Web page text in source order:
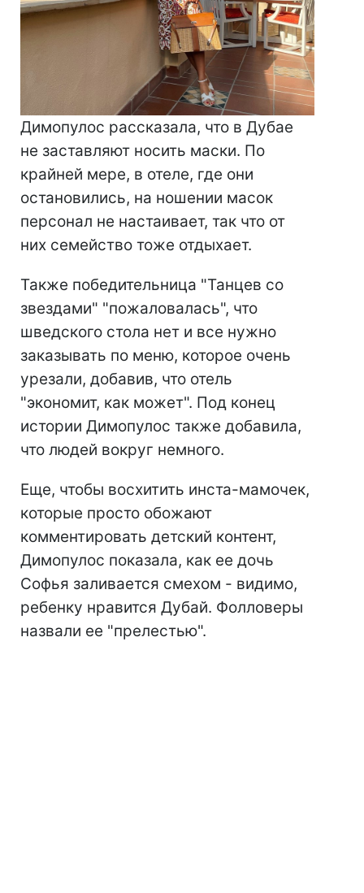
Димопулос рассказала, что в Дубае
не заставляют носить маски. По
крайней мере, в отеле, где они
остановились, на ношении масок
персонал не настаивает, так что от
них семейство тоже отдыхает.
Также победительница "Танцев со
звездами" "пожаловалась", что
шведского стола нет и все нужно
заказывать по меню, которое очень
урезали, добавив, что отель
"экономит, как может". Под конец
истории Димопулос также добавила,
что людей вокруг немного.
Еще, чтобы восхитить инста-мамочек,
которые просто обожают
комментировать детский контент,
Димопулос показала, как ее дочь
Софья заливается смехом - видимо,
ребенку нравится Дубай. Фолловеры
назвали ее "прелестью".